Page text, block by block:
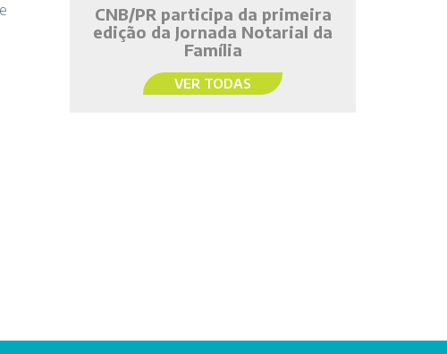
CNB/PR participa da primeira
edição da Jornada Notarial da
Família
VER TODAS